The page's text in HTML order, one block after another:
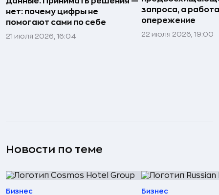
нет: почему цифры не
помогают сами по себе
21 июля 2026, 16:04
запроса, а
опережение
22 июля 2026, 19:00
Новости по теме
Бизнес Бизнес